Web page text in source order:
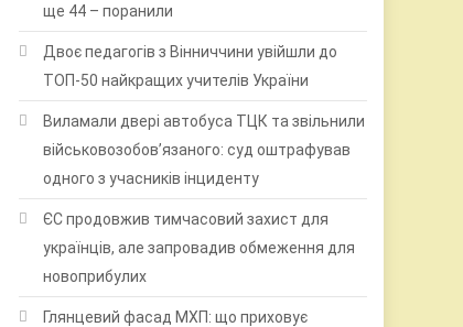
ще 44 – поранили
Двоє педагогів з Вінниччини увійшли до
ТОП-50 найкращих учителів України
Виламали двері автобуса ТЦК та звільнили
військовозобов’язаного: суд оштрафував
одного з учасників інциденту
ЄС продовжив тимчасовий захист для
українців, але запровадив обмеження для
новоприбулих
Глянцевий фасад МХП: що приховує